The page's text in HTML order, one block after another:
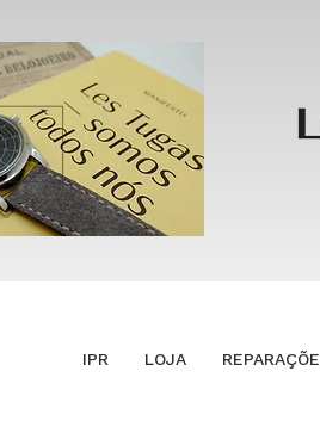
IPR LOJA